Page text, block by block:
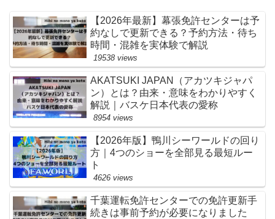
【2026年最新】幕張免許センターは予
約なしで更新できる？予約方法・待ち
時間・混雑を実体験で解説
19538 views
AKATSUKI JAPAN（アカツキジャパ
ン）とは？由来・意味をわかりやすく
解説｜バスケ日本代表の愛称
8954 views
【2026年版】鴨川シーワールドの回り
方｜4つのショーを全部見る最短ルー
ト
4626 views
千葉運転免許センターでの免許更新手
続きは事前予約が必要になりました